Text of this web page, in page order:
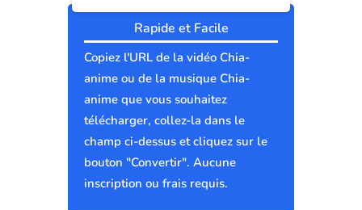
Rapide et Facile
Copiez l'URL de la vidéo Chia-
anime ou de la musique Chia-
anime que vous souhaitez
télécharger, collez-la dans le
champ ci-dessus et cliquez sur le
bouton "Convertir". Aucune
inscription ou frais requis.